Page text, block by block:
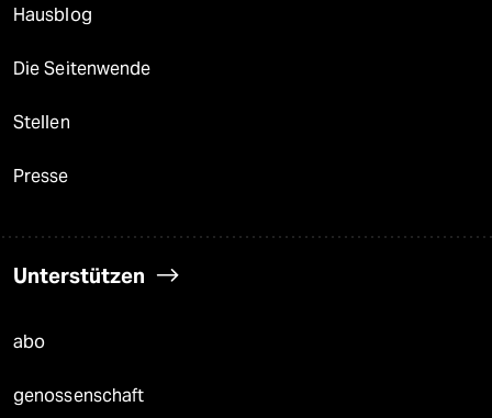
Hausblog
Die Seitenwende
Stellen
Presse
Unterstützen
abo
genossenschaft